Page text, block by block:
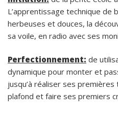
L’apprentissage technique de
herbeuses et douces, la
sa voile, en radio avec ses
Perfectionnement: de
dynamique pour monter et
jusqu’à réaliser ses
plafond et faire ses premiers